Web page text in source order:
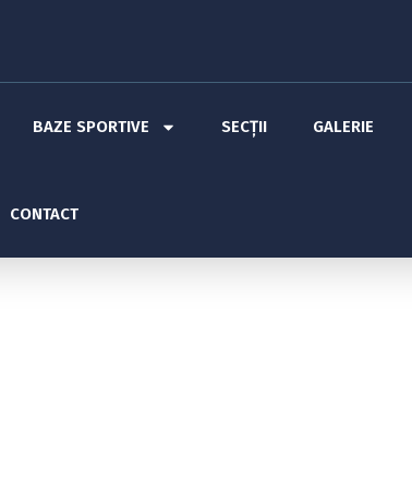
BAZE SPORTIVE SECȚII GALERIE
CONTACT